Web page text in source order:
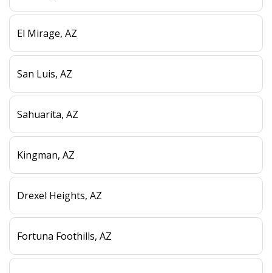
El Mirage, AZ
San Luis, AZ
Sahuarita, AZ
Kingman, AZ
Drexel Heights, AZ
Fortuna Foothills, AZ